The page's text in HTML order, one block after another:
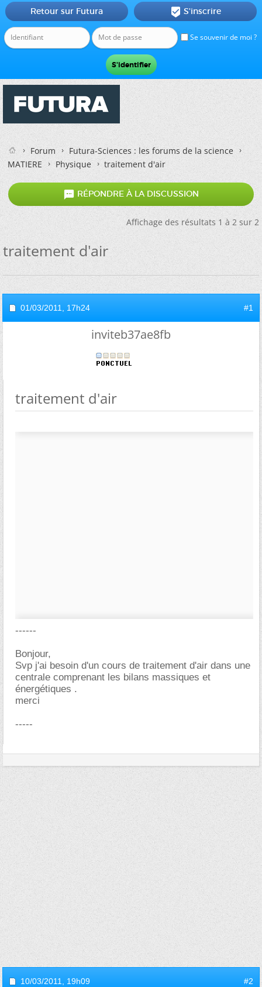
Se souvenir de moi ?
Retour sur Futura  S'inscrire
Forum
Futura-Sciences : les forums de la science
MATIERE
Physique traitement d'air
 RÉPONDRE À LA DISCUSSION
Affichage des résultats 1 à 2 sur 2
traitement d'air
01/03/2011, 17h24 #1
inviteb37ae8fb
traitement d'air
------
Bonjour,
Svp j'ai besoin d'un cours de traitement d'air dans une
centrale comprenant les bilans massiques et
énergétiques .
merci
-----
10/03/2011, 19h09 #2